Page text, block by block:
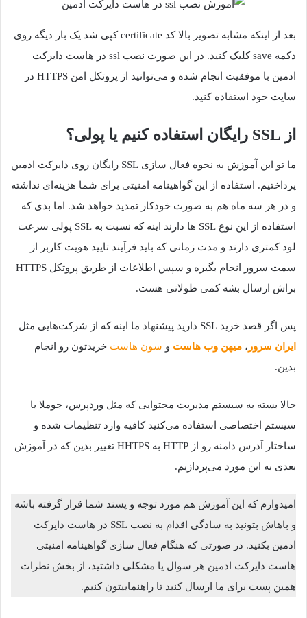
بعد از اینکه مشابه تصویر بالا کد certificate کپی شد یک بار دیگه روی
دکمه save کلیک کنید. در این صورت نصب ssl در هاست دایرکت
ادمین با موفقیت انجام شده و می‌توانید از پروتکل امن HTTPS در
سایت خود استفاده کنید.
از SSL رایگان استفاده کنیم یا پولی؟
ما تو این آموزش به نحوه فعال سازی SSL رایگان روی دایرکت ادمین
پرداختیم. استفاده از این گواهینامه امنیتی برای شما هزینه‌ای نداشته
و در هر سه ماه هم به صورت خودکار تمدید خواهد شد. اما بدی که
استفاده از این نوع SSL ها دارند اینه که نسبت به SSL پولی سرعت
لود کمتری دارند و مدت زمانی که باید فرآیند تایید هویت کاربر از
سمت سرور انجام بگیره و سپس اطلاعات از طریق پروتکل HTTPS
براش ارسال بشه کمی طولانی هست.
پس اگر قصد خرید SSL دارید پیشنهاد ما اینه که از شرکت‌هایی مثل
ایران سرور ، میهن وب هاست و سون هاست خریدتون رو انجام
بدین.
حالا بسته به سیستم مدیریت محتوایی که مثل وردپرس، جوملا یا
سیستم اختصاصی استفاده می‌کنید کافیه وارد تنظیمات شده و
ساختار آدرس دامنه رو از HTTP به HHTPS تغییر بدین که در آموزش
بعدی به این مورد می‌پردازیم.
امیدوارم که این آموزش هم مورد توجه و پسند شما قرار گرفته باشه
و باهاش بتونید به سادگی اقدام به نصب SSL در هاست دایرکت
ادمین بکنید. در صورتی که هنگام فعال سازی گواهینامه امنیتی
هاست دایرکت ادمین هر سوال یا مشکلی داشتید، از بخش نطرات
همین پست برای ما ارسال کنید تا راهنماییتون کنیم.